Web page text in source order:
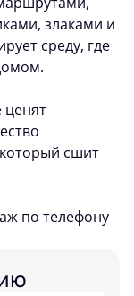
злаками и
среду, где
сшит
по телефону